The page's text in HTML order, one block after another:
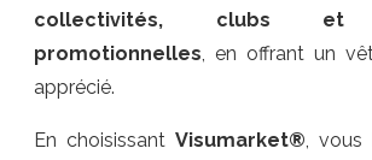
collectivités, clubs et
promotionnelles, en offrant un
apprécié.
En choisissant Visumarket®, vous